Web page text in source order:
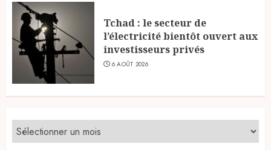
Tchad : le secteur de
l’électricité bientôt ouvert aux
investisseurs privés
6 AOÛT 2026